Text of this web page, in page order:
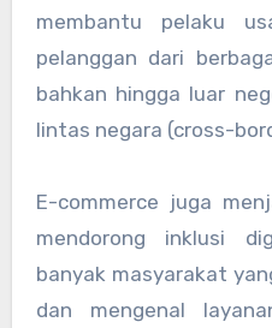
membantu pelaku
pelanggan dari
bahkan hingga luar
lintas negara (cross-
E-commerce juga
mendorong inklusi
banyak masyarakat
dan mengenal